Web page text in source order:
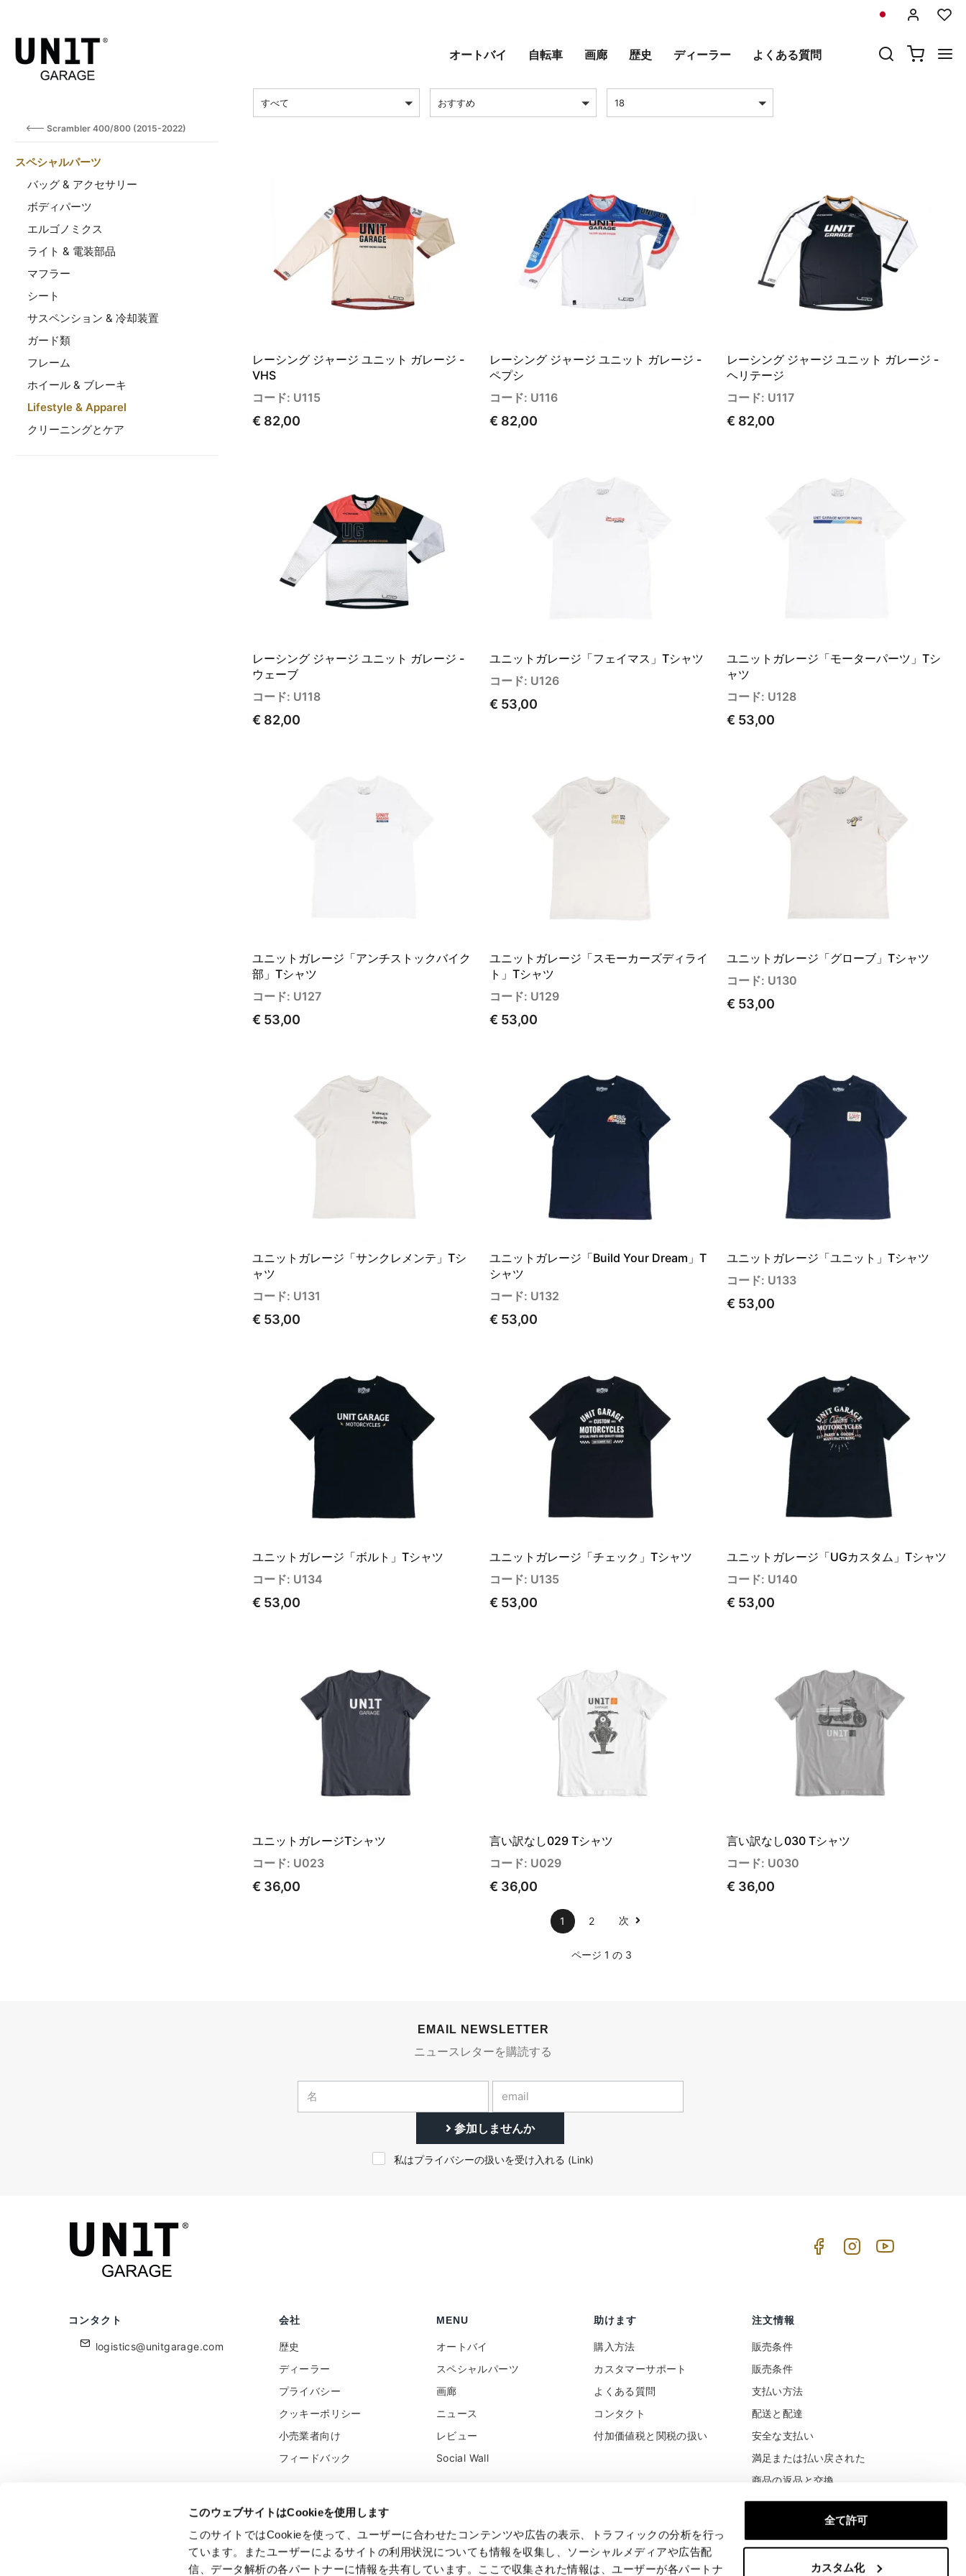
このウェブサイトはCookieを使用します
このサイトではCookieを使って、ユーザーに合わせたコンテンツや広告の表示、トラフィックの分析を行っ
ています。またユーザーによるサイトの利用状況についても情報を収集し、ソーシャルメディアや広告配
信、データ解析の各パートナーに情報を共有しています。ここで収集された情報は、ユーザーが各パートナ
全て許可
カスタム化
オートバイ 自転車 画廊 歴史 ディーラー よくある質問
Scrambler 400/800 (2015-2022)
スペシャルパーツ
バッグ & アクセサリー
ボディパーツ
エルゴノミクス
ライト & 電装部品
マフラー
シート
サスペンション & 冷却装置
ガード類
フレーム
ホイール & ブレーキ
Lifestyle & Apparel
クリーニングとケア
すべて おすすめ 18
レーシング ジャージ ユニット ガレージ -
VHS
コード: U115
€ 82,00
レーシング ジャージ ユニット ガレージ -
ペプシ
コード: U116
€ 82,00
レーシング ジャージ ユニット ガレージ -
ヘリテージ
コード: U117
€ 82,00
レーシング ジャージ ユニット ガレージ -
ウェーブ
コード: U118
€ 82,00
ユニットガレージ「フェイマス」Tシャツ
コード: U126
€ 53,00
ユニットガレージ「モーターパーツ」Tシ
ャツ
コード: U128
€ 53,00
ユニットガレージ「アンチストックバイク
部」Tシャツ
コード: U127
€ 53,00
ユニットガレージ「スモーカーズディライ
ト」Tシャツ
コード: U129
€ 53,00
ユニットガレージ「グローブ」Tシャツ
コード: U130
€ 53,00
ユニットガレージ「サンクレメンテ」Tシ
ャツ
コード: U131
€ 53,00
ユニットガレージ「Build Your Dream」T
シャツ
コード: U132
€ 53,00
ユニットガレージ「ユニット」Tシャツ
コード: U133
€ 53,00
ユニットガレージ「ボルト」Tシャツ
コード: U134
€ 53,00
ユニットガレージ「チェック」Tシャツ
コード: U135
€ 53,00
ユニットガレージ「UGカスタム」Tシャツ
コード: U140
€ 53,00
ユニットガレージTシャツ
コード: U023
€ 36,00
言い訳なし029 Tシャツ
コード: U029
€ 36,00
言い訳なし030 Tシャツ
コード: U030
€ 36,00
1 2 次
ページ 1 の 3
EMAIL NEWSLETTER
ニュースレターを購読する
参加しませんか
私はプライバシーの扱いを受け入れる (Link)
コンタクト
logistics@unitgarage.com
会社
歴史
ディーラー
プライバシー
クッキーポリシー
小売業者向け
フィードバック
MENU
オートバイ
スペシャルパーツ
画廊
ニュース
レビュー
Social Wall
助けます
購入方法
カスタマーサポート
よくある質問
コンタクト
付加価値税と関税の扱い
注文情報
販売条件
販売条件
支払い方法
配送と配達
安全な支払い
満足または払い戻された
商品の返品と交換
Unitgarage - partita iva 04242270405